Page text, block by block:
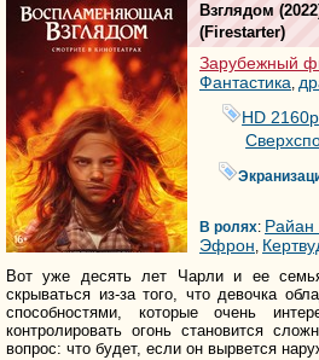
Взглядом
(Firestarter)
Зарубежный
Фантастика,
HD 2160р
В ролях: Райан
Эфрон,
Вот уже десять лет Чарли и ее
скрываться из-за того, что девочка
способностями, которые очень
контролировать огонь становится
вопрос: что будет, если он вырвется